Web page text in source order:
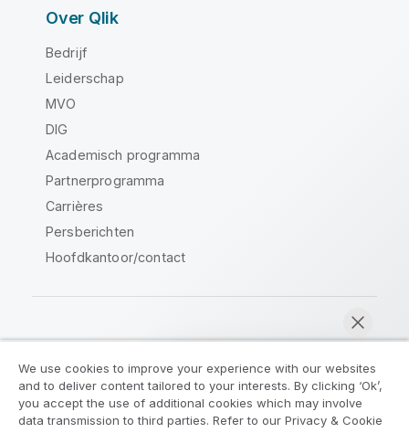
Over Qlik
Bedrijf
Leiderschap
MVO
DIG
Academisch programma
Partnerprogramma
Carrières
Persberichten
Hoofdkantoor/contact
Juridische overeenkomsten
Productvoorwaarden
Legal Policies
We use cookies to improve your experience with our websites
and to deliver content tailored to your interests. By clicking ‘Ok’,
you accept the use of additional cookies which may involve
data transmission to third parties. Refer to our Privacy & Cookie